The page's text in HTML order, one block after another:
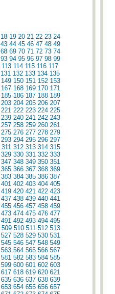
18 19 20 21 22 23 24
43 44 45 46 47 48 49
68 69 70 71 72 73 74
93 94 95 96 97 98 99
113 114 115 116 117
131 132 133 134 135
149 150 151 152 153
167 168 169 170 171
185 186 187 188 189
203 204 205 206 207
221 222 223 224 225
239 240 241 242 243
257 258 259 260 261
275 276 277 278 279
293 294 295 296 297
311 312 313 314 315
329 330 331 332 333
347 348 349 350 351
365 366 367 368 369
383 384 385 386 387
401 402 403 404 405
419 420 421 422 423
437 438 439 440 441
455 456 457 458 459
473 474 475 476 477
491 492 493 494 495
509 510 511 512 513
527 528 529 530 531
545 546 547 548 549
563 564 565 566 567
581 582 583 584 585
599 600 601 602 603
617 618 619 620 621
635 636 637 638 639
653 654 655 656 657